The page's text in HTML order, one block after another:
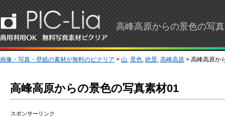
高峰高原からの景色の写
画像・写真・壁紙の素材が無料のピクリア > 山, 景色, 絶景, 高峰高原 > 高峰高原か
高峰高原からの景色の写真素材01
スポンサーリンク